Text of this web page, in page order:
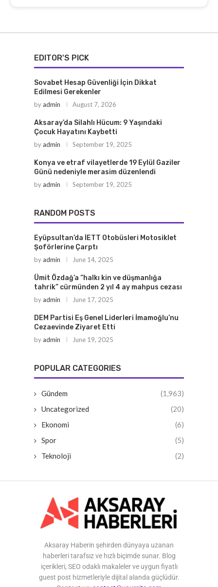
EDITOR'S PICK
Sovabet Hesap Güvenliği İçin Dikkat
Edilmesi Gerekenler
byadmin August 7, 2026
Aksaray’da Silahlı Hücum: 9 Yaşındaki
Çocuk Hayatını Kaybetti
byadmin September 19, 2025
Konya ve etraf vilayetlerde 19 Eylül Gaziler
Günü nedeniyle merasim düzenlendi
byadmin September 19, 2025
RANDOM POSTS
Eyüpsultan’da İETT Otobüsleri Motosiklet
Şoförlerine Çarptı
byadmin June 14, 2025
Ümit Özdağ’a “halkı kin ve düşmanlığa
tahrik” cürmünden 2 yıl 4 ay mahpus cezası
byadmin June 17, 2025
DEM Partisi Eş Genel Liderleri İmamoğlu’nu
Cezaevinde Ziyaret Etti
byadmin June 19, 2025
POPULAR CATEGORIES
Gündem
(1,963)
Uncategorized
(20)
Ekonomi
(6)
Spor
(5)
Teknoloji
(2)
Aksaray Haberin şehirden dünyaya uzanan
haberleri tarafsız ve hızlı biçimde sunar. Blog
içerikleri, SEO odaklı makaleler ve uygun fiyatlı
guest post hizmetleriyle dijital alanda güçlüdür.